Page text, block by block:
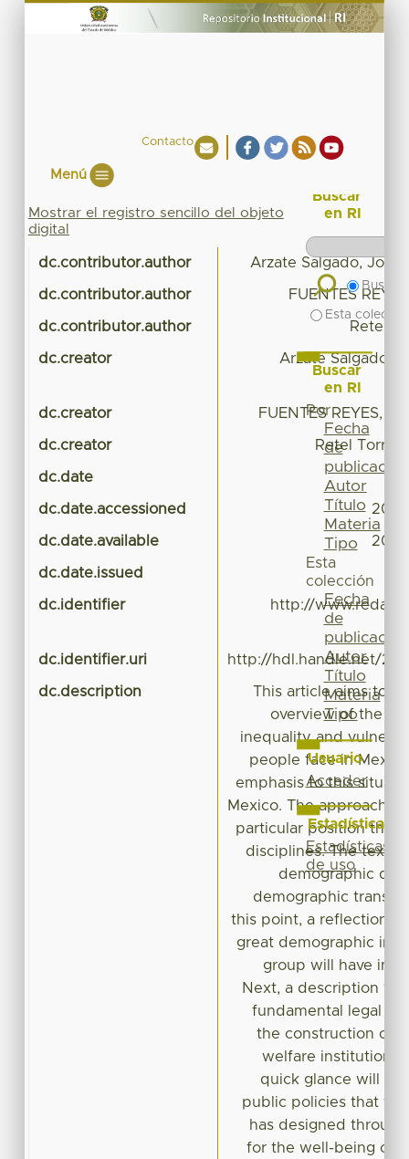
Contacto
Menú
Mostrar el registro sencillo del objeto
digital
dc.contributor.author Arzate Salgado,
dc.contributor.author FUENTES
dc.contributor.author Retel
dc.creator Arzate Salgado,
dc.creator FUENTES REYES,
dc.creator Retel
dc.date
dc.date.accessioned
dc.date.available
dc.date.issued
dc.identifier http://
dc.identifier.uri http://hdl.handle.net/
dc.description
This article aims to
overview of the
inequality and
people face in
emphasis to this
Mexico. The approach
particular position that
disciplines. The text
demographic
demographic
this point, a reflection
great demographic
group will have in
Next, a description
fundamental legal
the construction of
welfare institutions.
quick glance will be
public policies that
has designed
for the well-being of
Buscar
en RI
Buscar
Esta
Buscar
en RI
Por
Fecha
de
publicación
Autor
Título
Materia
Tipo
Esta
colección
Fecha
de
publicación
Autor
Título
Materia
Tipo
Usuario
Acceder
Estadísticas
Estadísticas
de uso